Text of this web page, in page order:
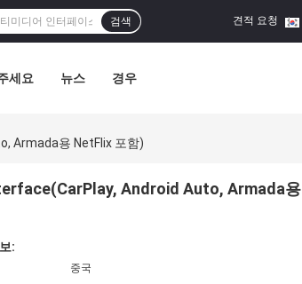
견적 요청 |
검색
세요 뉴스 경우
Armada용 NetFlix 포함)
Android Auto, Armada용
:
중국